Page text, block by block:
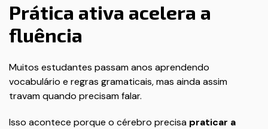
Prática ativa acelera a
fluência
Muitos estudantes passam anos aprendendo
vocabulário e regras gramaticais, mas ainda assim
travam quando precisam falar.
Isso acontece porque o cérebro precisa praticar a